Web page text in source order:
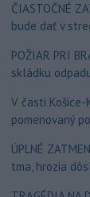
ČIASTOČNÉ
bude dať v
POŽIAR PRI
skládku
V časti
pomenovaný
ÚPLNÉ
tma, hrozia